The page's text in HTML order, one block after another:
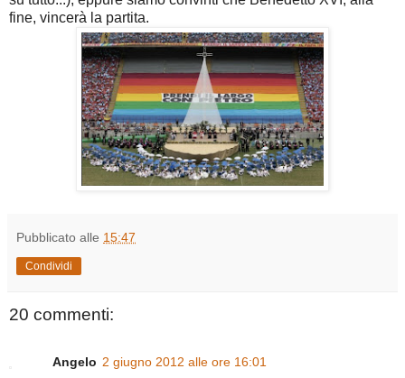
fine, vincerà la partita.
Pubblicato alle 15:47
Condividi
20 commenti:
Angelo 2 giugno 2012 alle ore 16:01